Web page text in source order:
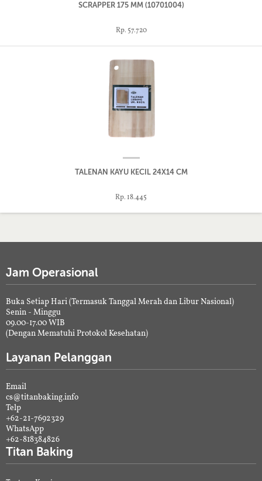
SCRAPPER 175 MM (10701004)
Rp. 57.720
TALENAN KAYU KECIL 24X14 CM
Rp. 18.445
Jam Operasional
Buka Setiap Hari (Termasuk Tanggal Merah dan Libur Nasional)
Senin - Minggu
09.00-17.00 WIB
(Dengan Mematuhi Protokol Kesehatan)
Layanan Pelanggan
Email
cs@titanbaking.info
Telp
+62-21-7692329
WhatsApp
+62-818384826
Titan Baking